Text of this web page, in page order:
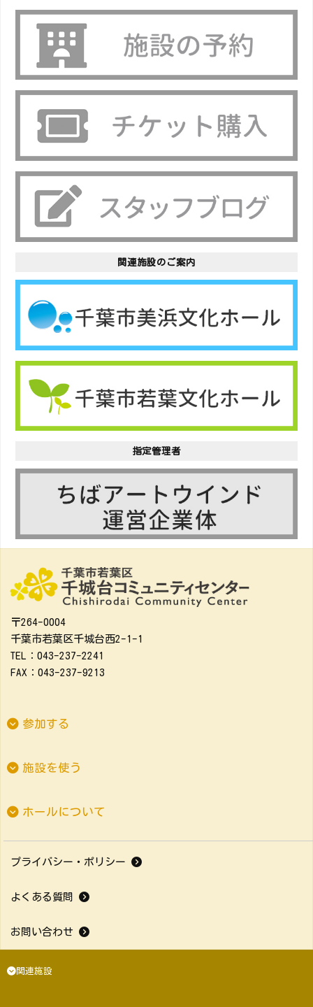
関連施設のご案内
指定管理者
〒264-0004
千葉市若葉区千城台西2-1-1
TEL：043-237-2241
FAX：043-237-9213
参加する
施設を使う
ホールについて
プライバシー・ポリシー
よくある質問
お問い合わせ
関連施設